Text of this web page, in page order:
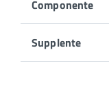
Componente
Supplente